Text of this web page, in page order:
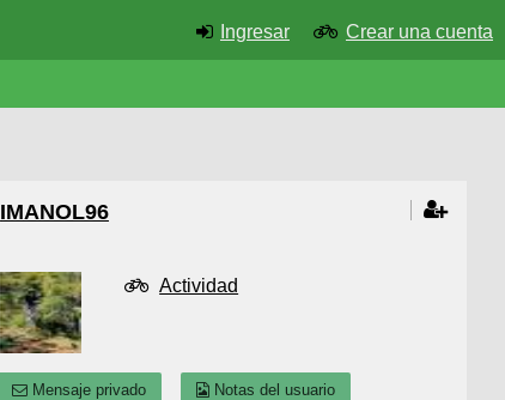
Ingresar Crear una cuenta
IMANOL96
Actividad
Mensaje privado Notas del usuario